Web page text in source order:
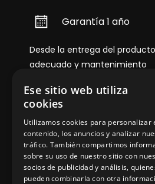
Garantía 1 año
Desde la entrega del
adecuado y mantenimiento
Dónde
Ese sitio web utiliza
cookies
Utilizamos cookies para personalizar
contenido, los anuncios y analizar
tráfico. También compartimos
sobre su uso de nuestro sitio con
socios de publicidad y análisis,
pueden combinarla con otra